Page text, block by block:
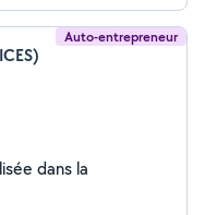
Auto-entrepreneur
dans la